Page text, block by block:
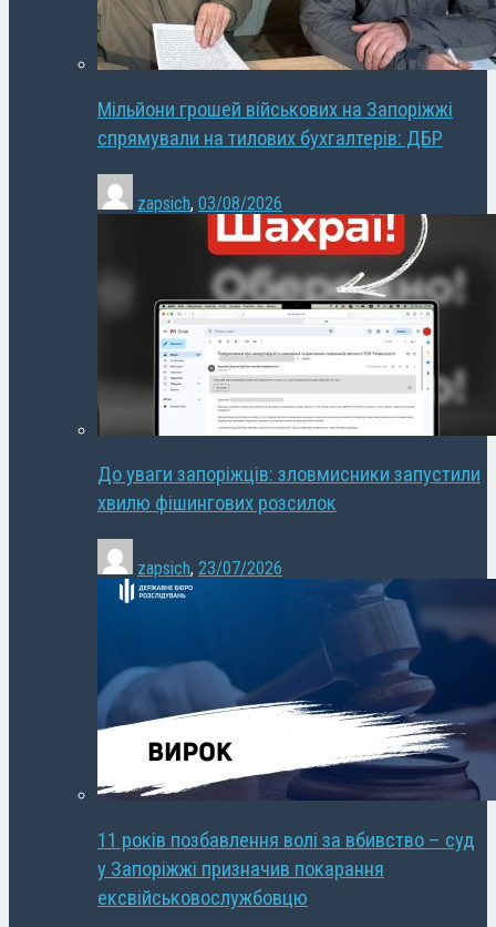
Мільйони грошей військових на Запоріжжі
спрямували на тилових бухгалтерів: ДБР
zapsich, 03/08/2026
До уваги запоріжців: зловмисники запустили
хвилю фішингових розсилок
zapsich, 23/07/2026
11 років позбавлення волі за вбивство – суд
у Запоріжжі призначив покарання
ексвійськовослужбовцю